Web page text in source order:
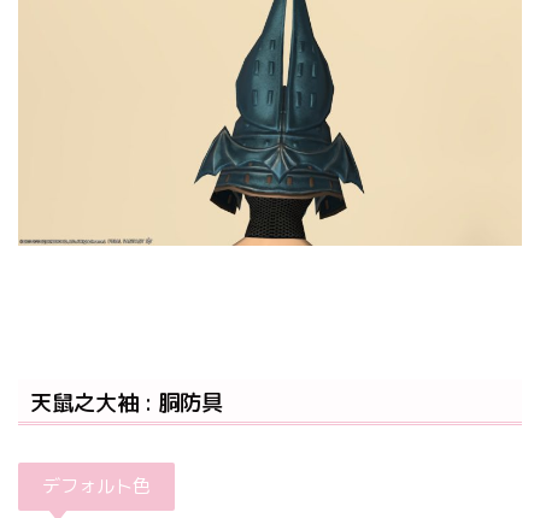
天鼠之大袖 : 胴防具
デフォルト色